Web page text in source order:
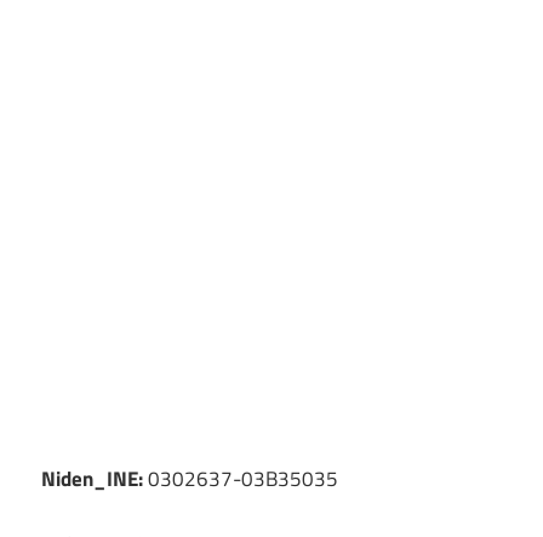
Niden_INE:0302637-03B35035